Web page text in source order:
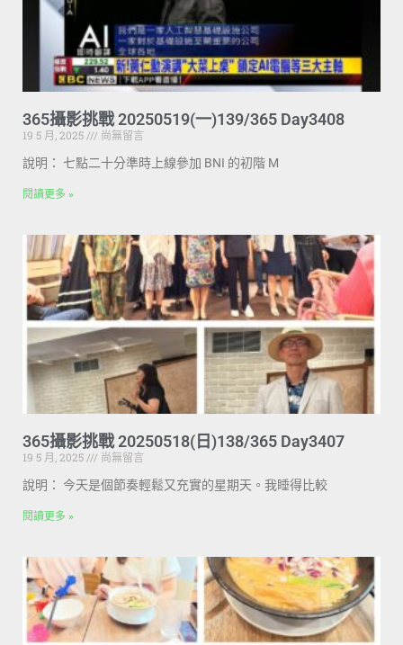
365攝影挑戰 20250519(一)139/365 Day3408
19 5 月, 2025
尚無留言
說明： 七點二十分準時上線參加 BNI 的初階 M
閱讀更多 »
365攝影挑戰 20250518(日)138/365 Day3407
19 5 月, 2025
尚無留言
說明： 今天是個節奏輕鬆又充實的星期天。我睡得比較
閱讀更多 »